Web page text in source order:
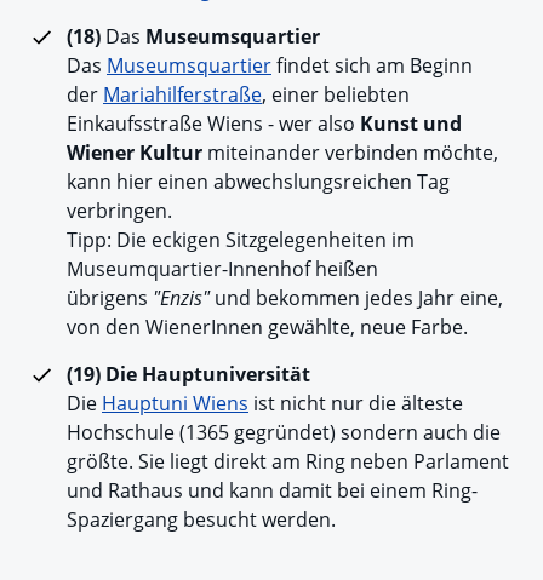
(18) Das Museumsquartier
Das Museumsquartierfindet sich am Beginn
der Mariahilferstraße, einer beliebten
Einkaufsstraße Wiens - wer also Kunst und
Wiener Kultur miteinander verbinden möchte,
kann hier einen abwechslungsreichen Tag
verbringen.
Tipp: Die eckigen Sitzgelegenheiten im
Museumquartier-Innenhof heißen
übrigens "Enzis"und bekommen jedes Jahr eine,
von den WienerInnen gewählte, neue Farbe.
(19) Die Hauptuniversität
Die Hauptuni Wiens ist nicht nur die älteste
Hochschule (1365 gegründet) sondern auch die
größte. Sie liegt direkt am Ring neben Parlament
und Rathaus und kann damit bei einem Ring-
Spaziergang besucht werden.